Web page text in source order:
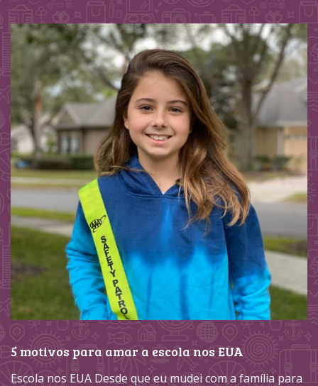
5 motivos para amar a escola nos EUA
Escola nos EUA Desde que eu mudei com a família para